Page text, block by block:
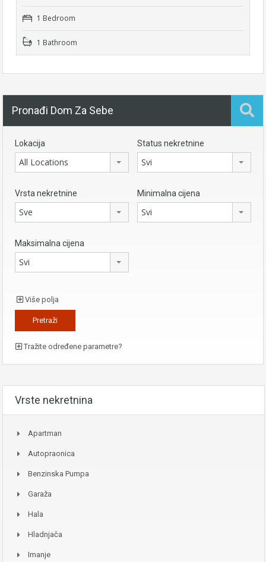
1 Bedroom
1 Bathroom
Pronađi Dom Za Sebe
Lokacija
All Locations
Status nekretnine
Svi
Vrsta nekretnine
Sve
Minimalna cijena
Svi
Maksimalna cijena
Svi
Više polja
Tražite određene parametre?
Vrste nekretnina
Apartman
Autopraonica
Benzinska Pumpa
Garaža
Hala
Hladnjača
Imanje